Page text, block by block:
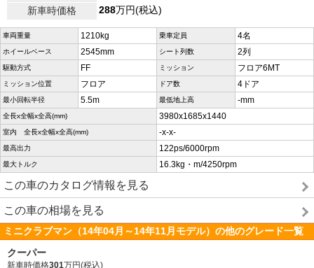
新車時価格
288万円(税込)
車両重量 1210kg 乗車定員 4名
ホイールベース 2545mm シート列数 2列
駆動方式 FF ミッション フロア6MT
ミッション位置 フロア ドア数 4ドア
最小回転半径 5.5m 最低地上高 -mm
全長x全幅x全高(mm) 3980x1685x1440
室内 全長x全幅x全高(mm) -x-x-
最高出力 122ps/6000rpm
最大トルク 16.3kg・m/4250rpm
この車のカタログ情報を見る
この車の相場を見る
ミニクラブマン（14年04月～14年11月モデル）の他のグレード一覧
クーパー
新車時価格301万円(税込)